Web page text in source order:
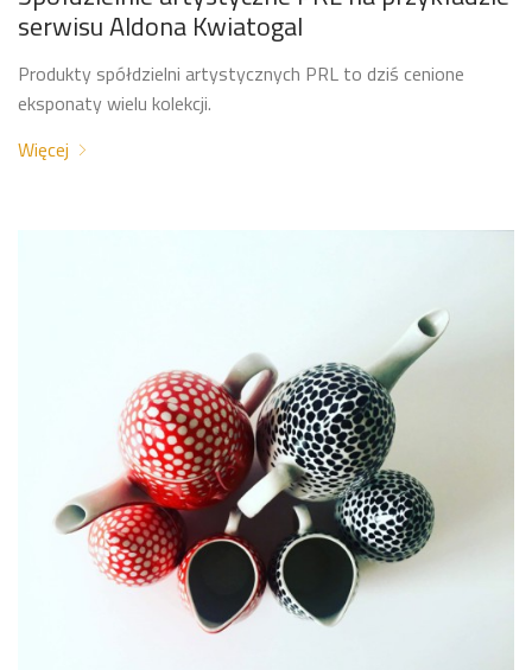
serwisu Aldona Kwiatogal
Produkty spółdzielni artystycznych PRL to dziś cenione
eksponaty wielu kolekcji.
Więcej